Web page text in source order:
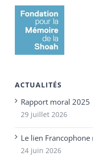
ACTUALITÉS
Rapport moral 2025
29 juillet 2026
Le lien
24 juin 2026